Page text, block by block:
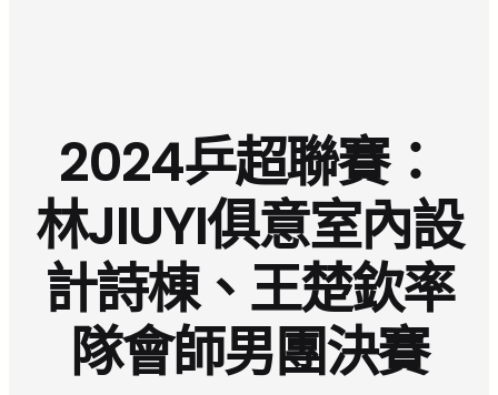
2024乒超聯賽：
林JIUYI俱意室內設
計詩棟、王楚欽率
隊會師男團決賽